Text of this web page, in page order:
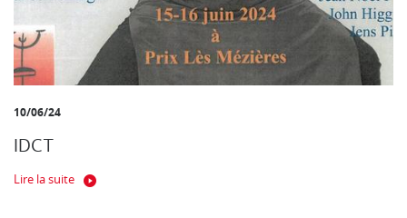
10/06/24
IDCT
Lire la suite